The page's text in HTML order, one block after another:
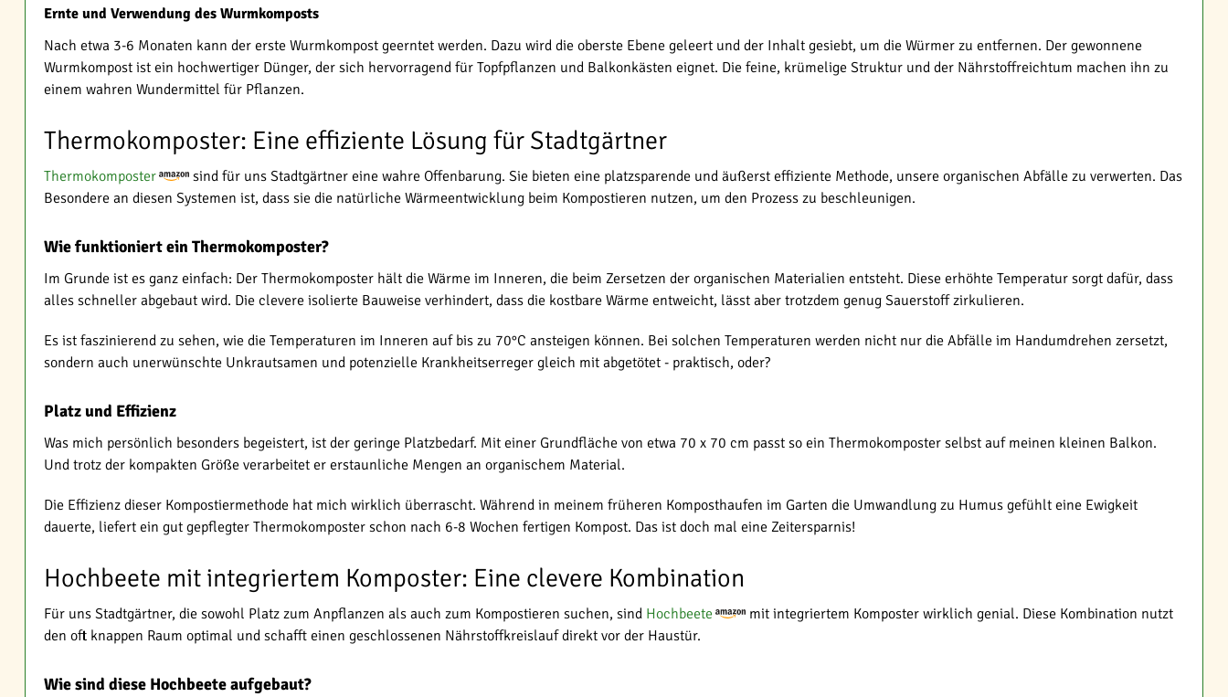
Ernte und Verwendung des Wurmkomposts
Nach etwa 3-6 Monaten kann der erste Wurmkompost geerntet werden. Dazu wird die oberste Ebene geleert und der Inhalt gesiebt, um die Würmer zu entfernen. Der gewonnene
Wurmkompost ist ein hochwertiger Dünger, der sich hervorragend für Topfpflanzen und Balkonkästen eignet. Die feine, krümelige Struktur und der Nährstoffreichtum machen ihn zu
einem wahren Wundermittel für Pflanzen.
Thermokomposter: Eine effiziente Lösung für Stadtgärtner
Thermokomposter
sind für uns Stadtgärtner eine wahre Offenbarung. Sie bieten eine platzsparende und äußerst effiziente Methode, unsere organischen Abfälle zu verwerten. Das
Besondere an diesen Systemen ist, dass sie die natürliche Wärmeentwicklung beim Kompostieren nutzen, um den Prozess zu beschleunigen.
Wie funktioniert ein Thermokomposter?
Im Grunde ist es ganz einfach: Der Thermokomposter hält die Wärme im Inneren, die beim Zersetzen der organischen Materialien entsteht. Diese erhöhte Temperatur sorgt dafür, dass
alles schneller abgebaut wird. Die clevere isolierte Bauweise verhindert, dass die kostbare Wärme entweicht, lässt aber trotzdem genug Sauerstoff zirkulieren.
Es ist faszinierend zu sehen, wie die Temperaturen im Inneren auf bis zu 70°C ansteigen können. Bei solchen Temperaturen werden nicht nur die Abfälle im Handumdrehen zersetzt,
sondern auch unerwünschte Unkrautsamen und potenzielle Krankheitserreger gleich mit abgetötet - praktisch, oder?
Platz und Effizienz
Was mich persönlich besonders begeistert, ist der geringe Platzbedarf. Mit einer Grundfläche von etwa 70 x 70 cm passt so ein Thermokomposter selbst auf meinen kleinen Balkon.
Und trotz der kompakten Größe verarbeitet er erstaunliche Mengen an organischem Material.
Die Effizienz dieser Kompostiermethode hat mich wirklich überrascht. Während in meinem früheren Komposthaufen im Garten die Umwandlung zu Humus gefühlt eine Ewigkeit
dauerte, liefert ein gut gepflegter Thermokomposter schon nach 6-8 Wochen fertigen Kompost. Das ist doch mal eine Zeitersparnis!
Hochbeete mit integriertem Komposter: Eine clevere Kombination
Für uns Stadtgärtner, die sowohl Platz zum Anpflanzen als auch zum Kompostieren suchen, sind Hochbeete
mit integriertem Komposter wirklich genial. Diese Kombination nutzt
den oft knappen Raum optimal und schafft einen geschlossenen Nährstoffkreislauf direkt vor der Haustür.
Wie sind diese Hochbeete aufgebaut?